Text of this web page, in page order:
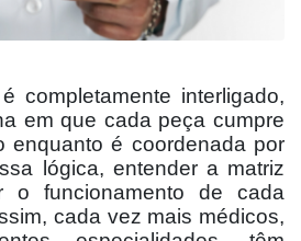
completamente interligado,
em que cada peça cumpre
enquanto é coordenada por
lógica, entender a matriz
o funcionamento de cada
cada vez mais médicos,